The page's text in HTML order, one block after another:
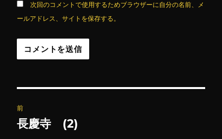
次回のコメントで使用するためブラウザーに自分の名前、メ
ールアドレス、サイトを保存する。
稿
前
前
長慶寺 (2)